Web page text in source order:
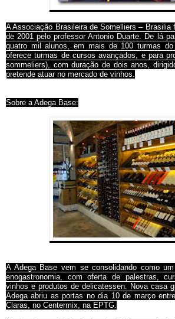
A Associação Brasileira de Somelliers – Brasilia
de 2001 pelo professor Antonio Duarte. De lá
quatro mil alunos, em mais de 100 turmas do
oferece turmas de cursos avançados, e para
sommeliers), com duração de dois anos,
pretende atuar no mercado de vinhos.
Sobre a Adega Base:
A Adega Base vem se consolidando como
enogastronomia, com oferta de palestras,
vinhos e produtos de delicatessen. Nova casa
Adega abriu as portas no dia 10 de março
Claras, no Centermix, na EPTG.